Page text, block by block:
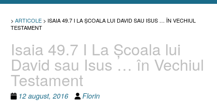
> ARTICOLE > ISAIA 49.7 I LA ŞCOALA LUI DAVID SAU ISUS … ÎN VECHIUL
TESTAMENT
Isaia 49.7 I La Şcoala lui
David sau Isus … în Vechiul
Testament
12 august, 2016 Florin